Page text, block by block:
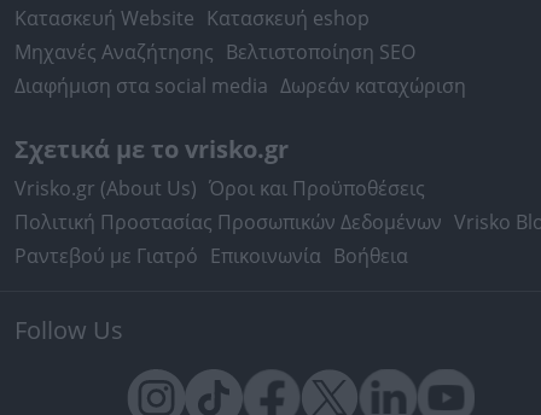
Κατασκευή Website Κατασκευή eshop
Μηχανές Αναζήτησης Βελτιστοποίηση SEO
Διαφήμιση στα social media Δωρεάν καταχώριση
Σχετικά με το vrisko.gr
Vrisko.gr (About Us) Όροι και Προϋποθέσεις
Πολιτική Προστασίας Προσωπικών Δεδομένων Vrisko
Ραντεβού με Γιατρό Επικοινωνία Βοήθεια
Follow Us